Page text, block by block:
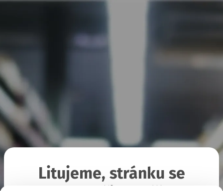
Litujeme, stránku se